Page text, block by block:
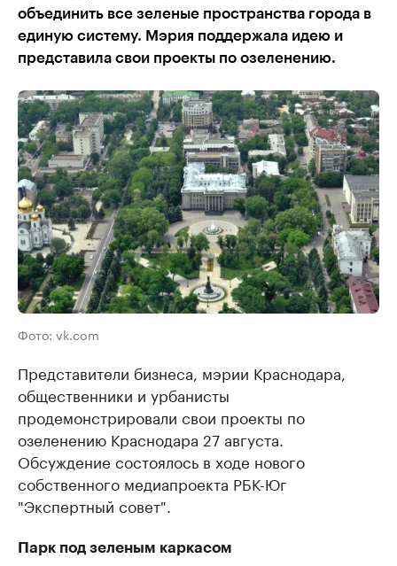
объединить все зеленые пространства города в
единую систему. Мэрия поддержала идею и
представила свои проекты по озеленению.
Фото: vk.com
Представители бизнеса, мэрии Краснодара,
общественники и урбанисты
продемонстрировали свои проекты по
озеленению Краснодара 27 августа.
Обсуждение состоялось в ходе нового
собственного медиапроекта РБК-Юг
"Экспертный совет".
Парк под зеленым каркасом